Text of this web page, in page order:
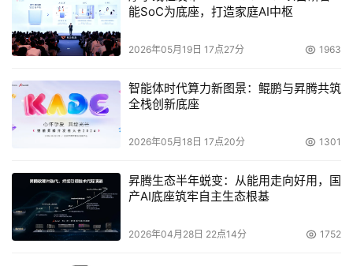
司和品牌名称由“Computer Associates”改为更简洁的“CA”
外，公司标识也经过修改，拉进了“C”与“A”的距离，以体现
统一与简化的寓意。该计划将通过全球的广告宣传活动、网
IT管理蓝图。
CA的品牌承诺是：统一和简化企业整体IT管理，以CA自
模块化的IT管理解决方案。这项品牌计划旨在体现CA对企
业IT管理蓝图的承诺，通过EITM来建立集成、自动化且安
全的平台，使企业IT资源与业务需求紧密集成，以获取最大
能SoC为底座，打造家庭AI中枢
2026年05月19日 17点27分 1963
智能体时代算力新图景：鲲鹏与昇腾共筑
全栈创新底座
2026年05月18日 17点20分 1301
昇腾生态半年蜕变：从能用走向好用，国
产AI底座筑牢自主生态根基
2026年04月28日 22点14分 1752